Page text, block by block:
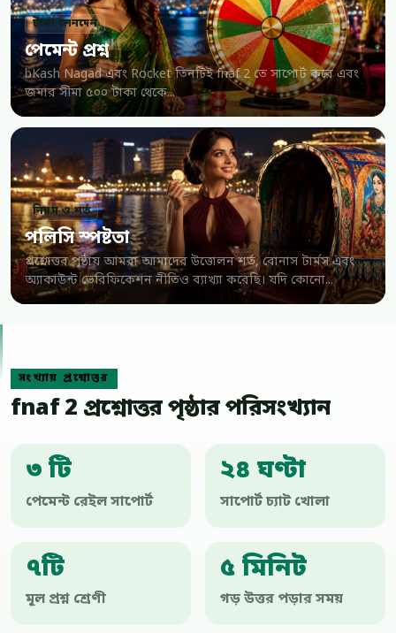
টাকা লেনদেন
পেমেন্ট প্রশ্ন
bKash Nagad এবং Rocket তিনটিই fnaf 2 তে সাপোর্ট করে এবং
জমার সীমা ৫০০ টাকা থেকে...
নিয়ম ও শর্ত
পলিসি স্পষ্টতা
প্রশ্নোত্তর পৃষ্ঠায় আমরা আমাদের উত্তোলন শর্ত, বোনাস টার্মস এবং
অ্যাকাউন্ট ভেরিফিকেশন নীতিও ব্যাখ্যা করেছি। যদি কোনো...
সংখ্যায় প্রশ্নোত্তর
fnaf 2 প্রশ্নোত্তর পৃষ্ঠার পরিসংখ্যান
৩ টি
পেমেন্ট রেইল সাপোর্ট
২৪ ঘণ্টা
সাপোর্ট চ্যাট খোলা
৭টি
মূল প্রশ্ন শ্রেণী
৫ মিনিট
গড় উত্তর পড়ার সময়